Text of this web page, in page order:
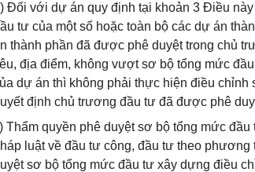
Đối với dự án quy định tại khoản 3 Điều
tư của một số hoặc toàn bộ các dự án
thành phần đã được phê duyệt trong chủ
địa điểm, không vượt sơ bộ tổng mức
dự án thì không phải thực hiện điều
định chủ trương đầu tư đã được phê
Thẩm quyền phê duyệt sơ bộ tổng mức
luật về đầu tư công, đầu tư theo
sơ bộ tổng mức đầu tư xây dựng điều